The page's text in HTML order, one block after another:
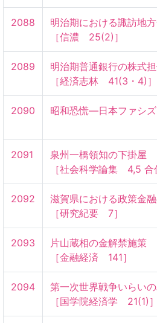
2088
明治期における諏訪地
［信濃　25(2)］
2089
明治期普通銀行の株式
［経済志林　41(3・4)］
2090 昭和恐慌—日本ファシ
2091
泉州一橋領知の下掛屋
［社会科学論集　4,5 合
2092
滋賀県における政策金
［研究紀要　7］
2093
片山蔵相の金解禁施策
［金融経済　141］
2094
第一次世界戦争いらい
［国学院経済学　21(1)］